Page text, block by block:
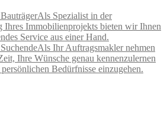
Als Spezialist in der
Ihres Immobilienprojekts bieten wir Ihnen
Service aus einer Hand.
Als Ihr Auftragsmakler nehmen
Ihre Wünsche genau kennenzulernen
Bedürfnisse einzugehen.